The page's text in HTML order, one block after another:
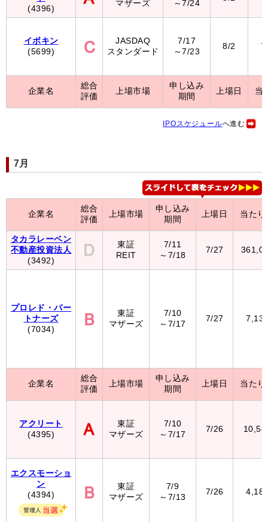
(4396)
イボキン
(5699)
企業名
マザーズ ～7/24
JASDAQ
スタンダード
7/17
～7/23
8/2
総合
評価
上場市場
申し込み
期間
上場日 当
IPOスケジュールへ進む
7月
企業名
タカラレーベン
不動産投資法人
(3492)
プロレド・パー
トナーズ
(7034)
企業名
アクリート
(4395)
エクスモーショ
ン
(4394)
総合
評価
上場市場
申し込み
期間
上場日 当たり
東証
REIT
7/11
～7/18
7/27
東証
マザーズ
7/10
～7/17
7/27
総合
評価
上場市場
申し込み
期間
上場日 当たり
東証
マザーズ
7/10
～7/17
7/26
東証
マザーズ
7/9
～7/13
7/26